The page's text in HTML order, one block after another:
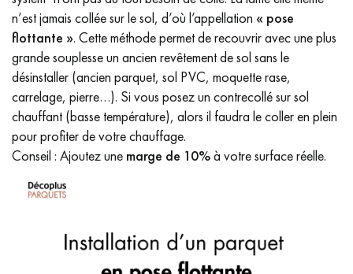
n’est jamais collée sur le sol, d’où l’appellation « pose
flottante ». Cette méthode permet de recouvrir avec une plus
grande souplesse un ancien revêtement de sol sans le
désinstaller (ancien parquet, sol PVC, moquette rase,
carrelage, pierre…). Si vous posez un contrecollé sur sol
chauffant (basse température), alors il faudra le coller en plein
pour profiter de votre chauffage.
Conseil : Ajoutez une marge de 10%à votre surface réelle.